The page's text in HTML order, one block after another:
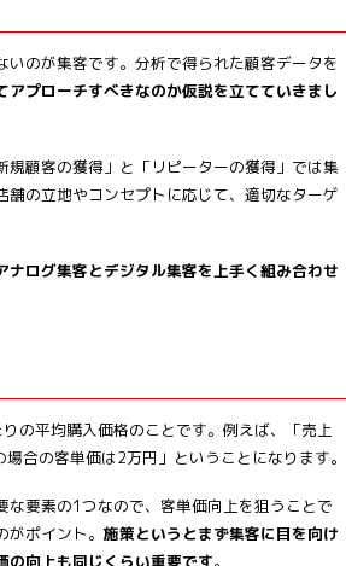
いのが集客です。分析で得られた顧客データを
アプローチすべきなのか仮説を立てていきまし
規顧客の獲得」と「リピーターの獲得」では集
舗の立地やコンセプトに応じて、適切なターゲ
ナログ集客とデジタル集客を上手く組み合わせ
の平均購入価格のことです。例えば、「売上
合の客単価は2万円」ということになります。
な要素の1つなので、客単価向上を狙うことで
ポイント。 施策というとまず集客に目を向け
の向上も同じくらい重要です。